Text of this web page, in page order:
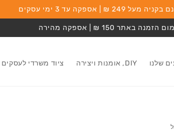
249 ₪ | אספקה עד 3 ימי עסקים
הזמנה באתר 150 ₪ | אספקה מהירה
שלנו DIY, אומנות ויצירה ציוד משרדי לעסקים